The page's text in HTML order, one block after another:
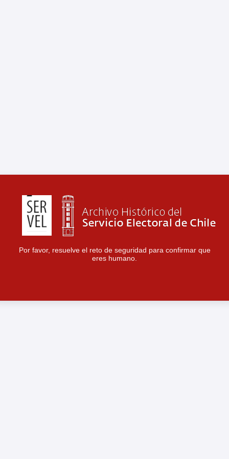
Por favor, resuelve el reto de seguridad para confirmar que
eres humano.